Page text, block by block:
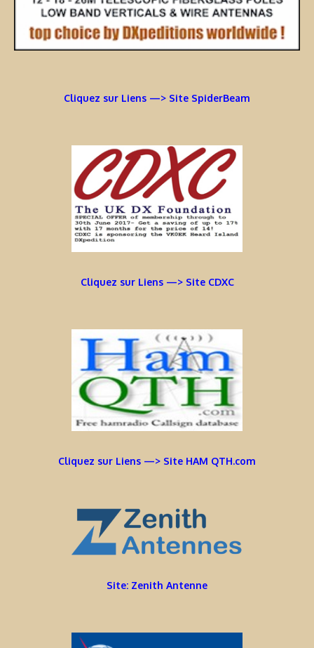
Cliquez sur Liens —> Site SpiderBeam
Cliquez sur Liens —> Site CDXC
Cliquez sur Liens —> Site HAM QTH.com
Site: Zenith Antenne